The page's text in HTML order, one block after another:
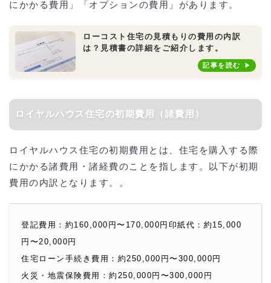
にかかる費用」「オプションの費用」があります。
ローコスト住宅の見積もりの費用の内訳
は？見積書の詳細をご紹介します。
記事を読む
ロイヤルハウス住宅の初期費用（諸費用）
ロイヤルハウス住宅の初期費用とは、住宅を購入する際
にかかる諸費用・諸経費のことを指します。以下が初期
費用の内訳となります。。
登記費用：約160,000円〜170,000円印紙代：約15,000
円〜20,000円
住宅ローン手続き費用：約250,000円〜300,000円
火災・地震保険費用：約250,000円〜300,000円